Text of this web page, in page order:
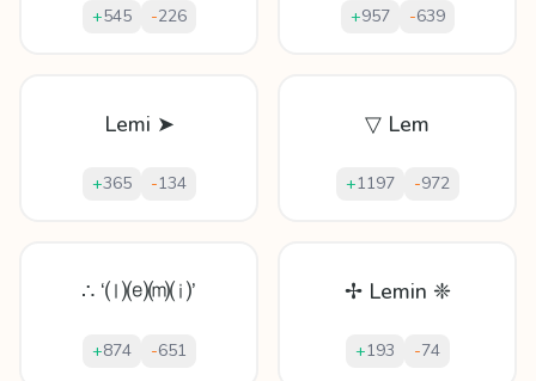
+545 -226 +957 -639
Lemi ➤
+365 -134
▽ Lem
+1197 -972
∴ ‘⒧⒠⒨⒤’
+874 -651
✢ Lemin ❈
+193 -74